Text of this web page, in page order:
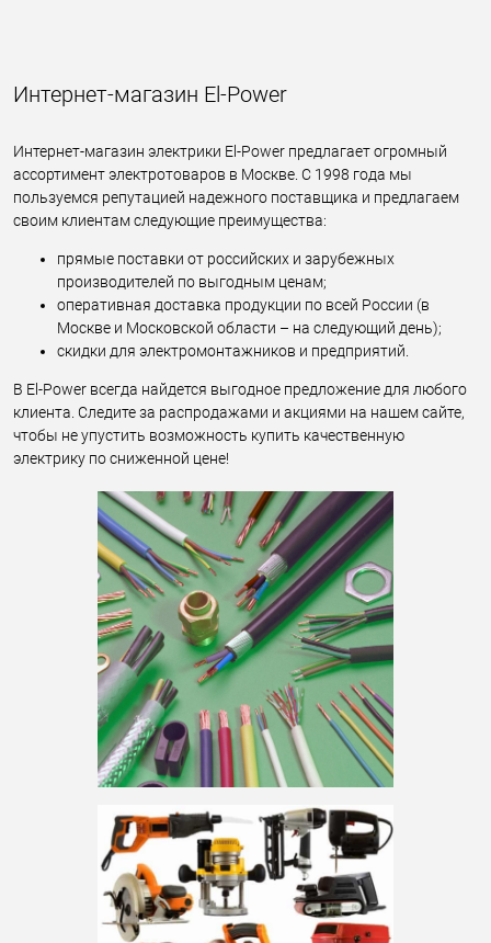
Интернет-магазин El-Power
Интернет-магазин электрики El-Power предлагает огромный
ассортимент электротоваров в Москве. С 1998 года мы
пользуемся репутацией надежного поставщика и предлагаем
своим клиентам следующие преимущества:
прямые поставки от российских и зарубежных
производителей по выгодным ценам;
оперативная доставка продукции по всей России (в
Москве и Московской области – на следующий день);
скидки для электромонтажников и предприятий.
В El-Power всегда найдется выгодное предложение для любого
клиента. Следите за распродажами и акциями на нашем сайте,
чтобы не упустить возможность купить качественную
электрику по сниженной цене!